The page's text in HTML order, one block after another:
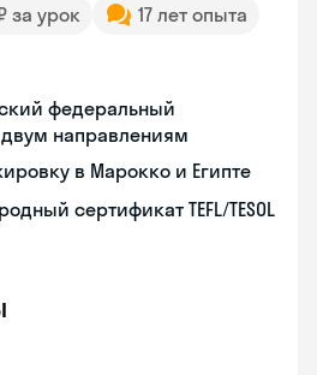
за урок
17 лет опыта
федеральный
направлениям
в Марокко и Египте
сертификат TEFL/TESOL